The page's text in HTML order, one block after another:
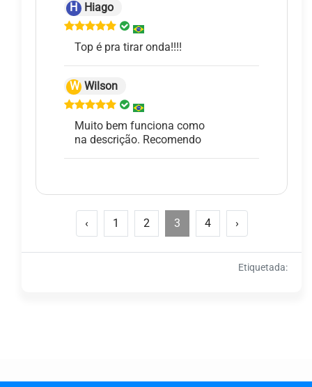
H Hiago
Top é pra tirar onda!!!!
W Wilson
Muito bem funciona como
na descrição. Recomendo
‹ 1 2 3 4 ›
Etiquetada: